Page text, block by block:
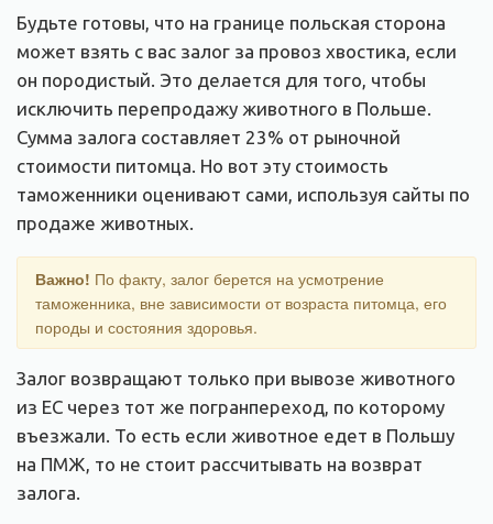
Будьте готовы, что на границе польская сторона
может взять с вас залог за провоз хвостика, если
он породистый. Это делается для того, чтобы
исключить перепродажу животного в Польше.
Сумма залога составляет 23% от рыночной
стоимости питомца. Но вот эту стоимость
таможенники оценивают сами, используя сайты по
продаже животных.
Важно! По факту, залог берется на усмотрение
таможенника, вне зависимости от возраста питомца, его
породы и состояния здоровья.
Залог возвращают только при вывозе животного
из ЕС через тот же погранпереход, по которому
въезжали. То есть если животное едет в Польшу
на ПМЖ, то не стоит рассчитывать на возврат
залога.